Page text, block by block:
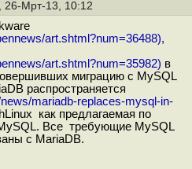
26-Мрт-13, 10:12
art.shtml?num=36488),
art.shtml?num=35982) в
миграцию с MySQL
распространяется
mariadb-replaces-mysql-in-
как предлагаемая по
Все требующие MySQL
с MariaDB.